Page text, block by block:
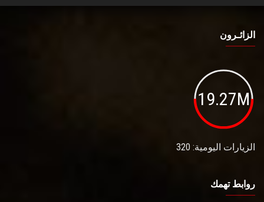
الزائـرون
19.27M
الزيارات اليومية: 320
روابط تهمك